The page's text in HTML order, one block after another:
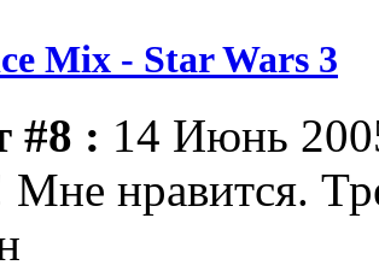
Mix - Star Wars 3
#8 : 14 Июнь
Мне нравится.